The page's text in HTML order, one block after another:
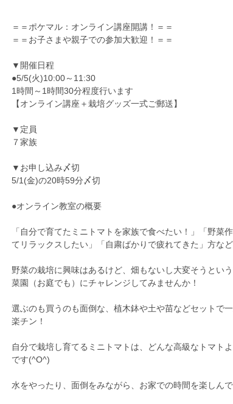
＝＝ポケマル：オンライン講座開講！＝＝
＝＝お子さまや親子での参加大歓迎！＝＝
▼開催日程
●5/5(火)10:00～11:30
1時間～1時間30分程度行います
【オンライン講座＋栽培グッズ一式ご郵送】
▼定員
７家族
▼お申し込み〆切
5/1(金)の20時59分〆切
●オンライン教室の概要
「自分で育てたミニトマトを家族で食べたい！」「野菜
てリラックスしたい」「自粛ばかりで疲れてきた」方など
野菜の栽培に興味はあるけど、畑もないし大変そうとい
菜園（お庭でも）にチャレンジしてみませんか！
選ぶのも買うのも面倒な、植木鉢や土や苗などセットで
楽チン！
自分で栽培し育てるミニトマトは、どんな高級なトマト
です(^O^)
水をやったり、面倒をみながら、お家での時間を楽しん